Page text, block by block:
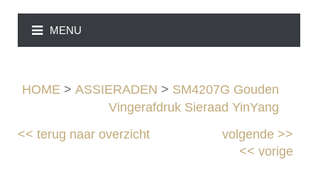
MENU
HOME > ASSIERADEN > SM4207G Gouden
Vingerafdruk Sieraad YinYang
<<terug naar overzicht volgende>>
<< vorige